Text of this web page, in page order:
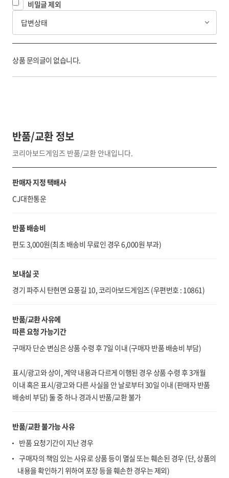
비밀글 제외
답변상태
상품 문의글이 없습니다.
반품/교환 정보
코리아보드게임즈 반품/교환 안내입니다.
판매자 지정 택배사
CJ대한통운
반품 배송비
편도 3,000원(최초 배송비 무료인 경우 6,000원 부과)
보내실 곳
경기 파주시 탄현면 요풍길 10, 코리아보드게임즈 (우편번호 : 10861)
반품/교환 사유에
따른 요청 가능기간
구매자 단순 변심은 상품 수령 후 7일 이내 (구매자 반품 배송비 부담)
표시/광고와 상이, 계약 내용과 다르게 이행된 경우 상품 수령 후 3개월
이내 혹은 표시/광고와 다른 사실을 안 날로부터 30일 이내 (판매자 반품
배송비 부담) 둘 중 하나 경과시 반품/교환 불가
반품/교환 불가능 사유
반품 요청기간이 지난 경우
구매자의 책임 있는 사유로 상품 등이 멸실 또는 훼손된 경우 (단, 상품의
내용을 확인하기 위하여 포장 등을 훼손한 경우는 제외)